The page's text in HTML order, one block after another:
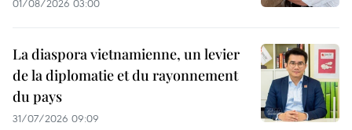
01/08/2026 03:00
La diaspora vietnamienne, un levier
de la diplomatie et du rayonnement
du pays
31/07/2026 09:09